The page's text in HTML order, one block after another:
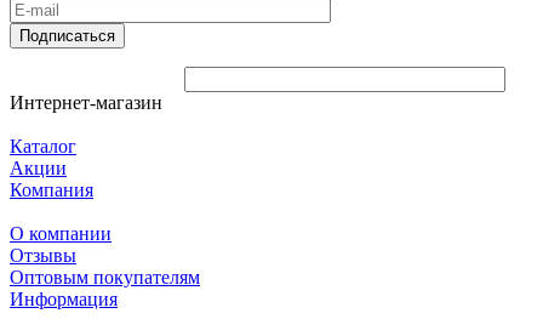
Подписаться
Интернет-магазин
Каталог
Акции
Компания
О компании
Отзывы
Оптовым покупателям
Информация